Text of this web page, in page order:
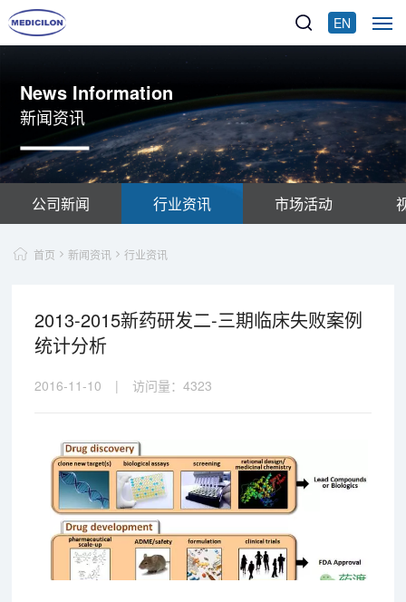
EN
News Information
新闻资讯
公司新闻 行业资讯 市场活动
首页 新闻资讯 行业资讯
2013-2015新药研发二-三期临床失败案例
统计分析
2016-11-10 | 访问量：4323